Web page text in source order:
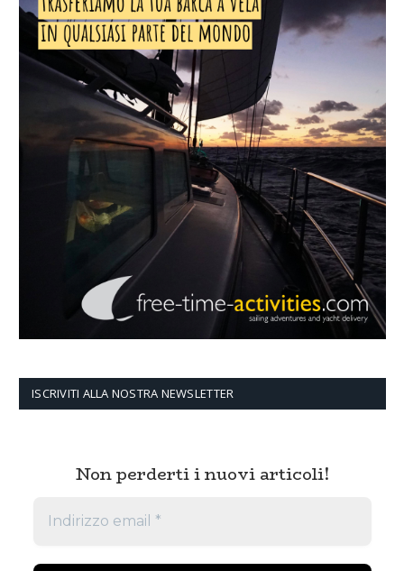
ISCRIVITI ALLA NOSTRA NEWSLETTER
Non perderti i nuovi articoli!